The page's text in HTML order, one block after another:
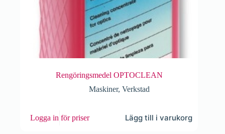
Rengöringsmedel OPTOCLEAN
Maskiner, Verkstad
Logga in för priser Lägg till i varukorg